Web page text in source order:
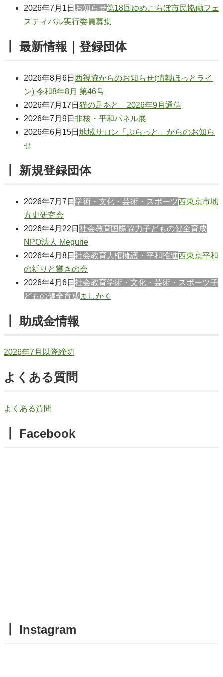
2026年7月1日 お知らせ第18回ゆめこらぼ市民協働フェ
スティバル実行委員募集
┃ 最新情報｜登録団体
2026年8月6日 西視協からのお知らせ(情報ほっとライ
ン) 令和8年8月 第46号
2026年7月17日 猫の足あと 2026年9月通信
2026年7月9日 非核・平和パネル展
2026年6月15日 地域サロン「ぷらっと」からのお知ら
せ
┃ 新規登録団体
2026年7月7日 学術・文化・芸術・スポーツ西東京市地
方史研究会
2026年4月22日 社会教育国際協力子どもの健全育成
NPO法人 Megurie
2026年4月8日 社会教育 人権擁護・平和推進西東京平和
の祈りと響きの会
2026年4月6日 社会教育学術・文化・芸術・スポーツ子
どもの健全育成ましかく
┃ 助成金情報
2026年7月以降締切
よくある質問
よくある質問
┃ Facebook
┃ Instagram